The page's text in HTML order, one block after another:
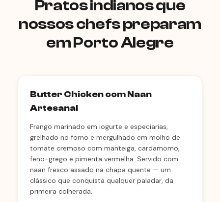
Pratos indianos que
nossos chefs preparam
em Porto Alegre
Butter Chicken com Naan
Artesanal
Frango marinado em iogurte e especiarias,
grelhado no forno e mergulhado em molho de
tomate cremoso com manteiga, cardamomo,
feno-grego e pimenta vermelha. Servido com
naan fresco assado na chapa quente — um
clássico que conquista qualquer paladar, da
primeira colherada.